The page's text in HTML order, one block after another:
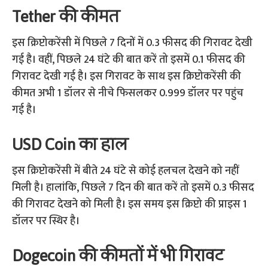
Tether की कीमत
इस क्रिप्टोकरेंसी में पिछले 7 दिनों में 0.3 फीसद की गिरावट देखी
गई है। वहीं, पिछले 24 घंटे की बात करें तो इसमें 0.1 फीसद की
गिरावट देखी गई है। इस गिरावट के साथ इस क्रिप्टोकरेंसी की
कीमत अभी 1 डॉलर से नीचे फिसलकर 0.999 डॉलर पर पहुंच
गई है।
USD Coin का हाल
इस क्रिप्टोकरेंसी में बीते 24 घंटे से कोई हलचल देखने को नहीं
मिली है। हालांकि, पिछले 7 दिन की बात करें तो इसमें 0.3 फीसद
की गिरावट देखने को मिली है। इस समय इस क्रिप्टो की प्राइस 1
डॉलर पर स्थिर है।
Dogecoin की कीमतों में भी गिरावट